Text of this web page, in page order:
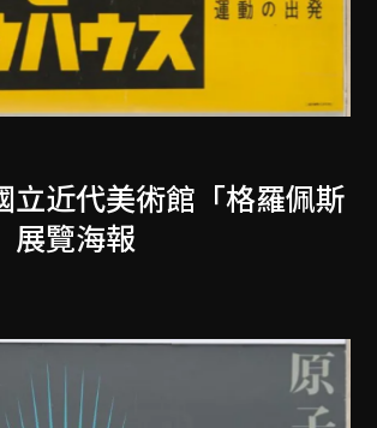
立近代美術館「格羅佩斯
展覽海報